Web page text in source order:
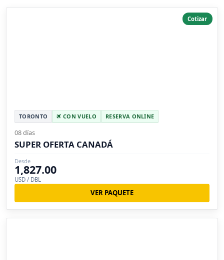
Cotizar
TORONTO CON VUELO RESERVA ONLINE
08 días
SUPER OFERTA CANADÁ
Desde
1,827.00
USD / DBL
VER PAQUETE